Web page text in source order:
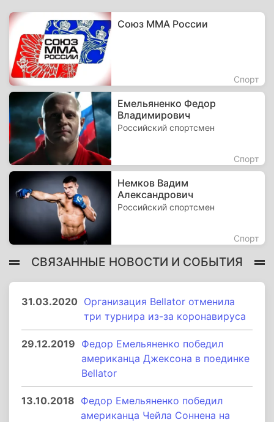
Союз ММА России
Спорт
Емельяненко Федор
Владимирович
Российский спортсмен
Спорт
Немков Вадим
Александрович
Российский спортсмен
Спорт
СВЯЗАННЫЕ НОВОСТИ И СОБЫТИЯ
31.03.2020 Организация Bellator отменила
три турнира из-за коронавируса
29.12.2019 Федор Емельяненко победил
американца Джексона в поединке
Bellator
13.10.2018 Федор Емельяненко победил
американца Чейла Соннена на